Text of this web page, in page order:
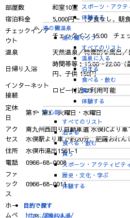
スポーツ・アクテ
体験する
湯の鶴温泉
湯の鶴マップ
すべてのリスト
温泉に入る
泊まる
食べる・飲む
買う
体験する
中心部
すべてのリスト
泊まる
食べる・飲む
買う
スポーツ・アクティビティ
歴史・文化・学ぶ
体験する
目的で探す
温泉に入る
部屋数
和室10室
宿泊料金
5,000円～（夕食なし、朝
チェックインア
ウト
チェックイン 15:00 チェ
温泉
天然温泉／特徴的な風呂
日帰り入浴
時間帯等：15:00～22:00
円、子供 150円
インターネット
接続
ロビー付近は利用可能
定休
日
第1・第3 火曜日・水曜日
アク
セス
南九州西回り自動車道 水俣ICより
水俣駅より車で約20分、肥薩おれ
住所
水俣市湯出1561-1
電話
0966-68-0008
ファ
ック
ス
0966-68-0011
ホー
ムペ
https://tojiya.jp/